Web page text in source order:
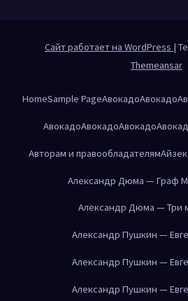
Сайт работает на WordPress |
Themeansar
HomeSample PageАвокадоАвокадо
АвокадоАвокадоАвокадо
Авторам и правообладателям
Александр Дюма — Граф
Александр Дюма — Три
Александр Пушкин —
Александр Пушкин —
Александр Пушкин —